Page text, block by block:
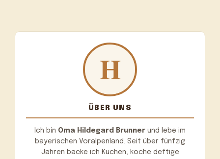
ÜBER UNS
Ich bin Oma Hildegard Brunner und lebe im
bayerischen Voralpenland. Seit über fünfzig
Jahren backe ich Kuchen, koche deftige